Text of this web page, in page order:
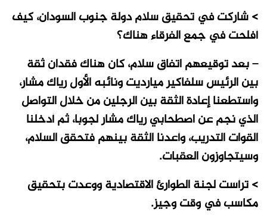
> شاركت في تحقيق سلام دولة جنوب السودان، كيف
أفلحت في جمع الفرقاء هناك؟
– بعد توقيعهم اتفاق سلام، كان هناك فقدان ثقة
بين الرئيس سلفاكير ميارديت ونائبه الأول رياك مشار،
واستطعنا إعادة الثقة بين الرجلين من خلال التواصل
الذي نجم عن اصطحابي رياك مشار لجوبا، ثم أدخلنا
القوات التدريب، وأعدنا الثقة بينهم فتحقق السلام،
وسيتجاوزون العقبات.
> ترأست لجنة الطوارئ الاقتصادية ووعدت بتحقيق
مكاسب في وقت وجيز.